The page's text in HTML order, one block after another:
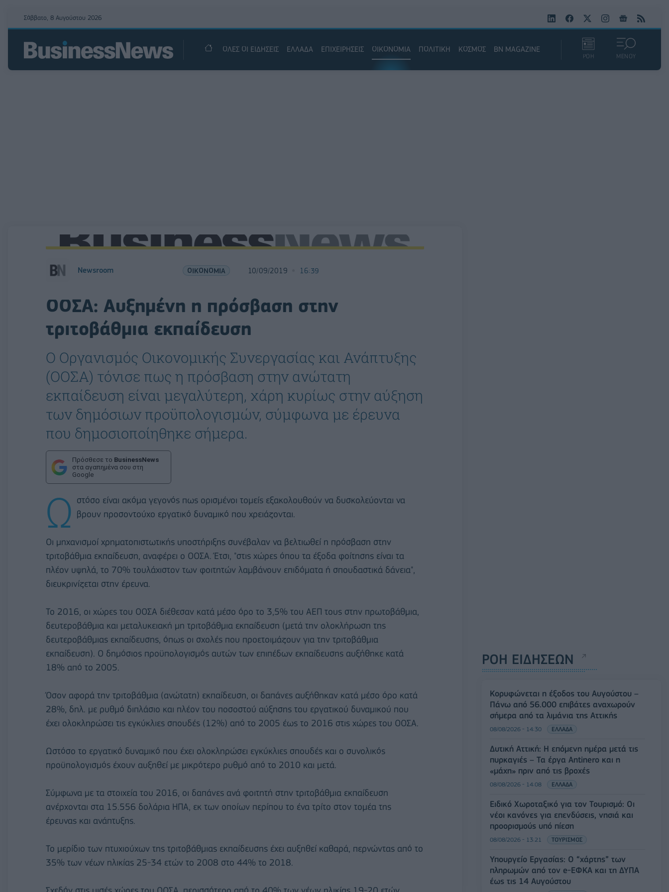
Σάββατο, 8 Αυγούστου 2026
ΟΛΕΣ ΟΙ ΕΙΔΗΣΕΙΣ ΕΛΛΑΔΑ ΕΠΙΧΕΙΡΗΣΕΙΣ ΟΙΚΟΝΟΜΙΑ ΠΟΛΙΤΙΚΗ ΚΟΣΜΟΣ BN MAGAZINE
ΡΟΗ ΜΕΝΟΥ
Newsroom ΟΙΚΟΝΟΜΙΑ 10/09/2019 16:39
ΟΟΣΑ: Αυξημένη η πρόσβαση στην
τριτοβάθμια εκπαίδευση
Ο Οργανισμός Οικονομικής Συνεργασίας και Ανάπτυξης
(ΟΟΣΑ) τόνισε πως η πρόσβαση στην ανώτατη
εκπαίδευση είναι μεγαλύτερη, χάρη κυρίως στην αύξηση
των δημόσιων προϋπολογισμών, σύμφωνα με έρευνα
που δημοσιοποίηθηκε σήμερα.
Πρόσθεσε το BusinessNews
στα αγαπημένα σου στη
Google
Ω στόσο είναι ακόμα γεγονός πως ορισμένοι τομείς εξακολουθούν να δυσκολεύονται να
βρουν προσοντούχο εργατικό δυναμικό που χρειάζονται.
Οι μηχανισμοί χρηματοπιστωτικής υποστήριξης συνέβαλαν να βελτιωθεί η πρόσβαση στην
τριτοβάθμια εκπαίδευση, αναφέρει ο ΟΟΣΑ. Έτσι, "στις χώρες όπου τα έξοδα φοίτησης είναι τα
πλέον υψηλά, το 70% τουλάχιστον των φοιτητών λαμβάνουν επιδόματα ή σπουδαστικά δάνεια",
διευκρινίζεται στην έρευνα.
Το 2016, οι χώρες του ΟΟΣΑ διέθεσαν κατά μέσο όρο το 3,5% του ΑΕΠ τους στην πρωτοβάθμια,
δευτεροβάθμια και μεταλυκειακή μη τριτοβάθμια εκπαίδευση (μετά την ολοκλήρωση της
δευτεροβάθμιας εκπαίδευσης, όπως οι σχολές που προετοιμάζουν για την τριτοβάθμια
εκπαίδευση). Ο δημόσιος προϋπολογισμός αυτών των επιπέδων εκπαίδευσης αυξήθηκε κατά
18% από το 2005.
Όσον αφορά την τριτοβάθμια (ανώτατη) εκπαίδευση, οι δαπάνες αυξήθηκαν κατά μέσο όρο κατά
28%, δηλ. με ρυθμό διπλάσιο και πλέον του ποσοστού αύξησης του εργατικού δυναμικού που
έχει ολοκληρώσει τις εγκύκλιες σπουδές (12%) από το 2005 έως το 2016 στις χώρες του ΟΟΣΑ.
Ωστόσο το εργατικό δυναμικό που έχει ολοκληρώσει εγκύκλιες σπουδές και ο συνολικός
προϋπολογισμός έχουν αυξηθεί με μικρότερο ρυθμό από το 2010 και μετά.
Σύμφωνα με τα στοιχεία του 2016, οι δαπάνες ανά φοιτητή στην τριτοβάθμια εκπαίδευση
ανέρχονται στα 15.556 δολάρια ΗΠΑ, εκ των οποίων περίπου το ένα τρίτο στον τομέα της
έρευνας και ανάπτυξης.
Το μερίδιο των πτυχιούχων της τριτοβάθμιας εκπαίδευσης έχει αυξηθεί καθαρά, περνώντας από το
35% των νέων ηλικίας 25-34 ετών το 2008 στο 44% το 2018.
ΡΟΗ ΕΙΔΗΣΕΩΝ
Κορυφώνεται η έξοδος του Αυγούστου –
Πάνω από 56.000 επιβάτες αναχωρούν
σήμερα από τα λιμάνια της Αττικής
08/08/2026 - 14:30 ΕΛΛΑΔΑ
Δυτική Αττική: Η επόμενη ημέρα μετά τις
πυρκαγιές – Τα έργα Antinero και η
«μάχη» πριν από τις βροχές
08/08/2026 - 14:08 ΕΛΛΑΔΑ
Ειδικό Χωροταξικό για τον Τουρισμό: Οι
νέοι κανόνες για επενδύσεις, νησιά και
προορισμούς υπό πίεση
08/08/2026 - 13:21 ΤΟΥΡΙΣΜΟΣ
Υπουργείο Εργασίας: Ο “χάρτης” των
πληρωμών από τον e-ΕΦΚΑ και τη ΔΥΠΑ
έως τις 14 Αυγούστου